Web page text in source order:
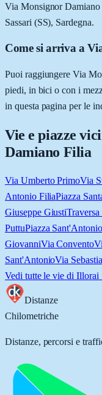
Via Monsignor
Sassari (SS), Sardegna.
Come si arriva a
Puoi raggiungere Via
piedi, in bici o con i
in questa pagina per le
Vie e piazze
Damiano Filia
Via Umberto PrimoVia
Antonio FiliaPiazza
Giuseppe Giusti
PuttuPiazza Sant'Antonio
GiovanniVia Convento
Sant'AntonioVia
Vedi tutte le vie di Illorai
Distanze
Chilometriche
Distanze, percorsi e